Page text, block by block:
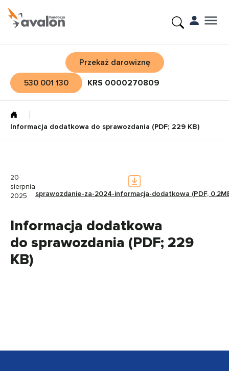
Przekaż darowiznę
530 001 130
KRS 0000270809
Informacja dodatkowa do sprawozdania (PDF; 229 KB)
20
sierpnia
2025
sprawozdanie-za-2024-informacja-dodatkowa (PDF,
Informacja dodatkowa
do sprawozdania (PDF; 229
KB)